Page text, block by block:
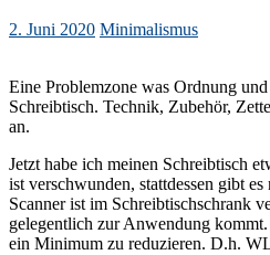
2. Juni 2020 Minimalismus
Eine Problemzone was Ordnung
Schreibtisch. Technik, Zubehör,
an.
Jetzt habe ich meinen Schreibtisch
ist verschwunden, stattdessen gibt
Scanner ist im Schreibtischschrank
gelegentlich zur Anwendung
ein Minimum zu reduzieren. D.h.